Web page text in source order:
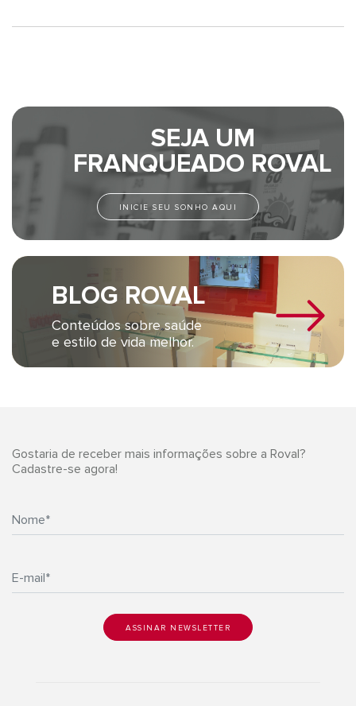
SEJA UM
FRANQUEADO ROVAL
INICIE SEU SONHO AQUI
BLOG ROVAL
Conteúdos sobre saúde
e estilo de vida melhor.
Gostaria de receber mais informações sobre a Roval?
Cadastre-se agora!